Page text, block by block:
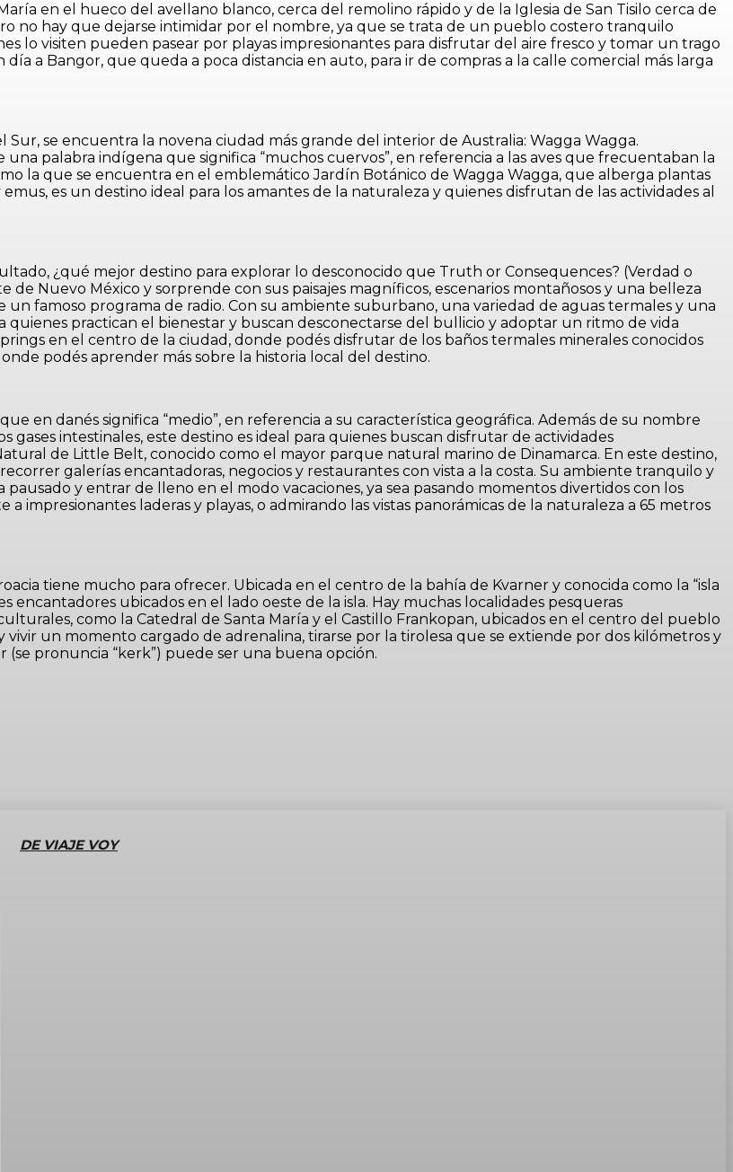
en el hueco del avellano blanco, cerca del remolino rápido y de la Iglesia de San Tisilo cerca de
no hay que dejarse intimidar por el nombre, ya que se trata de un pueblo costero tranquilo
lo visiten pueden pasear por playas impresionantes para disfrutar del aire fresco y tomar un trago
a Bangor, que queda a poca distancia en auto, para ir de compras a la calle comercial más larga
se encuentra la novena ciudad más grande del interior de Australia: Wagga Wagga.
palabra indígena que significa “muchos cuervos”, en referencia a las aves que frecuentaban la
la que se encuentra en el emblemático Jardín Botánico de Wagga Wagga, que alberga plantas
es un destino ideal para los amantes de la naturaleza y quienes disfrutan de las actividades al
¿qué mejor destino para explorar lo desconocido que Truth or Consequences? (Verdad o
de Nuevo México y sorprende con sus paisajes magníficos, escenarios montañosos y una belleza
un famoso programa de radio. Con su ambiente suburbano, una variedad de aguas termales y una
practican el bienestar y buscan desconectarse del bullicio y adoptar un ritmo de vida
en el centro de la ciudad, donde podés disfrutar de los baños termales minerales conocidos
podés aprender más sobre la historia local del destino.
en danés significa “medio”, en referencia a su característica geográfica. Además de su nombre
intestinales, este destino es ideal para quienes buscan disfrutar de actividades
de Little Belt, conocido como el mayor parque natural marino de Dinamarca. En este destino,
galerías encantadoras, negocios y restaurantes con vista a la costa. Su ambiente tranquilo y
y entrar de lleno en el modo vacaciones, ya sea pasando momentos divertidos con los
impresionantes laderas y playas, o admirando las vistas panorámicas de la naturaleza a 65 metros
tiene mucho para ofrecer. Ubicada en el centro de la bahía de Kvarner y conocida como la “isla
encantadores ubicados en el lado oeste de la isla. Hay muchas localidades pesqueras
como la Catedral de Santa María y el Castillo Frankopan, ubicados en el centro del pueblo
vivir un momento cargado de adrenalina, tirarse por la tirolesa que se extiende por dos kilómetros y
pronuncia “kerk”) puede ser una buena opción.
DE VIAJE VOY